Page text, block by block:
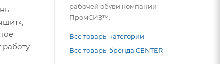
работу
рабочей обуви компании
ПромСИЗ™.
Все товары категории
Все товары бренда CENTER